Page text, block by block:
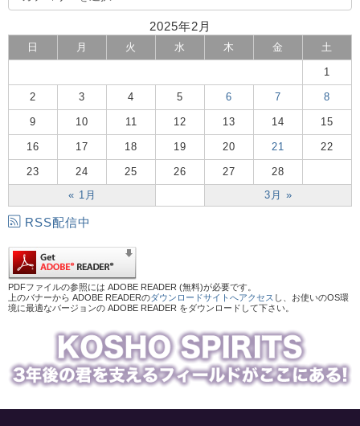
2025年2月
日 月 火 水 木 金 土
« 1月 3月 »
1
2 3 4 5 6 7 8
9 10 11 12 13 14 15
16 17 18 19 20 21 22
23 24 25 26 27 28
RSS配信中
PDFファイルの参照には ADOBE READER (無料)が必要です。
上のバナーから ADOBE READERのダウンロードサイトへアクセス し、お使いのOS環
境に最適なバージョンの ADOBE READER をダウンロードして下さい。